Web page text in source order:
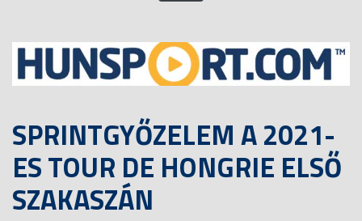
SPRINTGYŐZELEM A 2021-
ES TOUR DE HONGRIE ELSŐ
SZAKASZÁN